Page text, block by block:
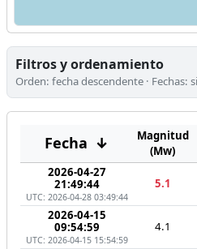
Filtros y ordenamiento
Orden: fecha descendente · Fechas:
Fecha ↓
Magnitud
(Mw)
2026-04-27
21:49:44
UTC: 2026-04-28 03:49:44
5.1
2026-04-15
09:54:59
UTC: 2026-04-15 15:54:59
4.1